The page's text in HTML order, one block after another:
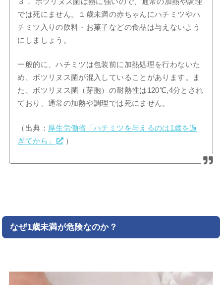
では死にません。１歳未満の赤ちゃんにハチミツやハ
チミツ入りの飲料・お菓子などの食品は与えないよう
にしましょう。
一般的に、ハチミツは包装前に加熱処理を行わないた
め、ボツリヌス菌が混入していることがあります。ま
た、ボツリヌス菌（芽胞）の耐熱性は120℃,4分とされ
ており、通常の加熱や調理では死にません。
（出典： 厚生労働省「ハチミツを与えるのは1歳を過
ぎてから」
）
なぜ1歳未満が危険なのか？